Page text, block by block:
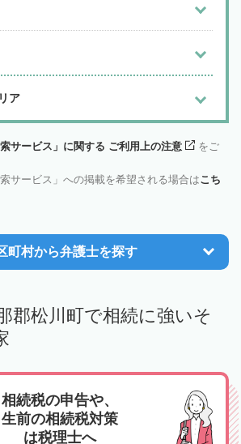
ア
サービス」に関する ご利用上の注意
をご
サービス」への掲載を希望される場合はこち
町村から弁護士を探す
郡松川町で相続に強いそ
相続税の申告や、
生前の相続税対策
は税理士へ